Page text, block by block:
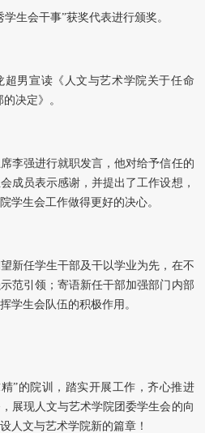
学生会干事”获奖代表进行颁奖。
超男宣读《人文与艺术学院关于任命
决定》。
李强进行就职发言，他对给予信任的
成员表示感谢，并提出了工作设想，
学生会工作做得更好的决心。
新任学生干部及干以学业为先，在不
范引领；寄语新任干部加强部门内部
学生会队伍的积极作用。
”的院训，踏实开展工作，齐心推进
展现人文与艺术学院团委学生会的向
人文与艺术学院新的篇章！